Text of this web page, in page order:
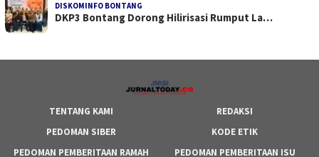
DISKOMINFO BONTANG
DKP3 Bontang Dorong Hilirisasi Rumput La…
TENTANG KAMI
REDAKSI
PEDOMAN SIBER
KODE ETIK
PEDOMAN PEMBERITAAN RAMAH
PEDOMAN PEMBERITAAN ISU